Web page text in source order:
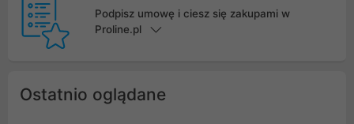
Podpisz umowę i ciesz się zakupami w
Proline.pl
Ostatnio oglądane